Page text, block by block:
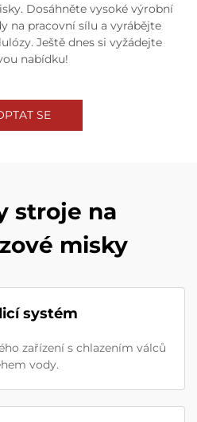
Dosáhněte vysoké výrobní
na pracovní sílu a vyrábějte
Ještě dnes si vyžádejte
nabídku!
SE
stroje na
misky
systém
zařízení s chlazením válců
vody.